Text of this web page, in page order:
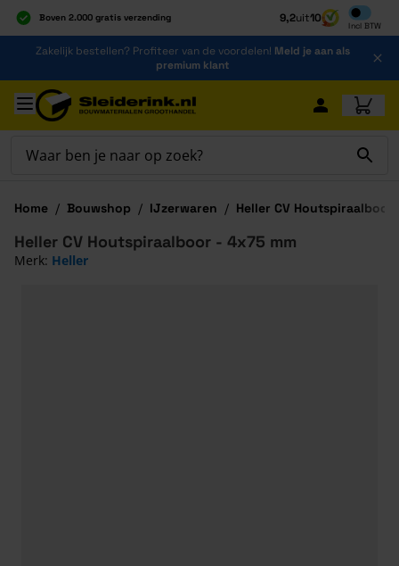
Boven 2.000 gratis verzending
Al 40 jaar dé specialist
Alles onder één dak
9,2uit10
Incl BTW
Inclusief
Ga naar de inhoud
Zakelijk bestellen? Profiteer van de voordelen! Meld je aan als
premium klant
Ga naar hoofdinhoud
Home / Bouwshop / IJzerwaren / Heller CV Houtspiraalboor
Heller CV Houtspiraalboor - 4x75 mm
Merk: Heller